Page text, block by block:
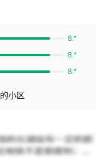
的小区
8.*
8.*
8.*